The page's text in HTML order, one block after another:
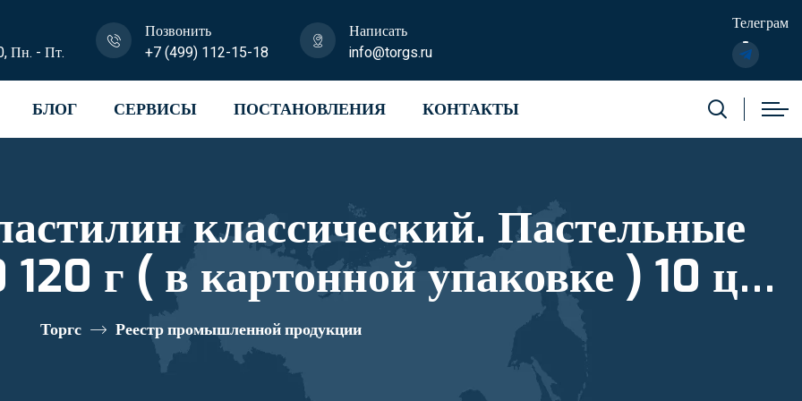
Пн. - Пт.
Позвонить
+7 (499) 112-15-18
Написать
info@torgs.ru
Телеграм
БЛОГ СЕРВИСЫ ПОСТАНОВЛЕНИЯ КОНТАКТЫ
классический. Пастельные
номер 10335418
Торгс Реестр промышленной продукции